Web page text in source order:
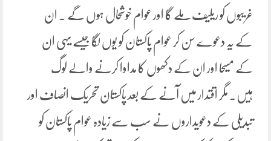
غریبوں کو ریلیف ملے گا اور عوام خوشحال ہوں گے ۔ ان
کے یہ دعوے سن کر عوام پاکستان کو یوں لگا جیسے یہی ان
کے مسیحا اور ان کے دکھوں کا مداوا کرنے والے لوگ
ہیں۔ مگر اقتدار میں آنے کے بعد پاکستان تحریک انصاف اور
تبدیلی کے دعویداروں نے سب سے زیادہ عوام پاکستان کو